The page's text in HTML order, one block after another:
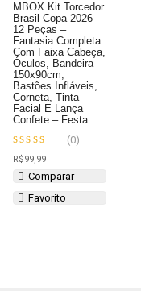
MBOX Kit Torcedor
Brasil Copa 2026
12 Peças –
Fantasia Completa
Com Faixa Cabeça,
Óculos, Bandeira
150x90cm,
Bastões Infláveis,
Corneta, Tinta
Facial E Lança
Confete – Festa…
Avaliação
4
de 5
(0)
R$99,99
Comparar
Favorito